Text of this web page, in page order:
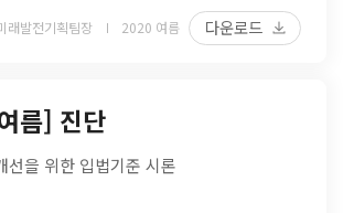
래발전기획팀장 2020 여름 다운로드
름] 진단
선을 위한 입법기준 시론